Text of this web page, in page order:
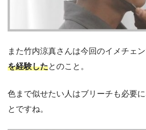
また竹内涼真さんは今回のイメチェ
を経験したとのこと。
色まで似せたい人はブリーチも必要
とですね。